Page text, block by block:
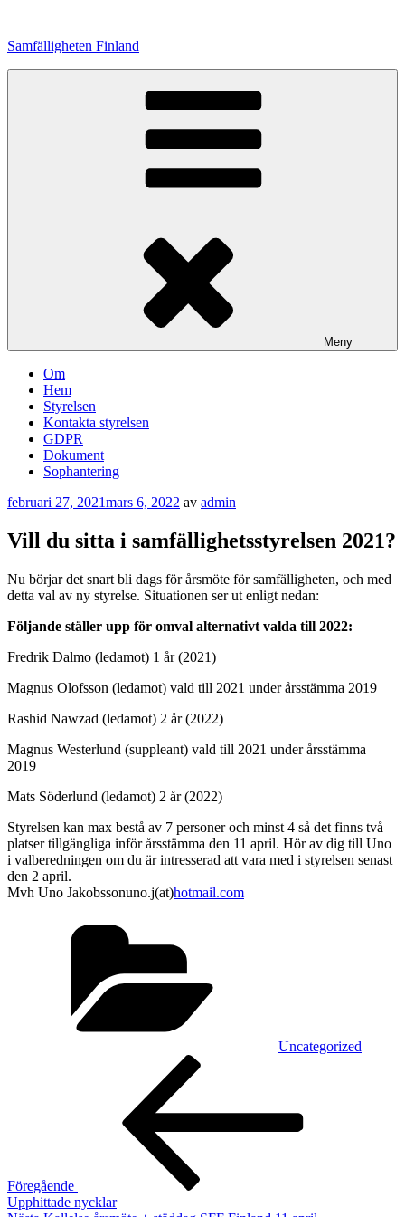
innehåll
Samfälligheten Finland
Meny
Om
Hem
Styrelsen
Kontakta styrelsen
GDPR
Dokument
Sophantering
Publicerat
februari 27, 2021mars 6, 2022 av admin
Vill du sitta i samfällighetsstyrelsen 2021?
Nu börjar det snart bli dags för årsmöte för samfälligheten, och med
detta val av ny styrelse. Situationen ser ut enligt nedan:
Följande ställer upp för omval alternativt valda till 2022:
Fredrik Dalmo (ledamot) 1 år (2021)
Magnus Olofsson (ledamot) vald till 2021 under årsstämma 2019
Rashid Nawzad (ledamot) 2 år (2022)
Magnus Westerlund (suppleant) vald till 2021 under årsstämma
2019
Mats Söderlund (ledamot) 2 år (2022)
Styrelsen kan max bestå av 7 personer och minst 4 så det finns två
platser tillgängliga inför årsstämma den 11 april. Hör av dig till Uno
i valberedningen om du är intresserad att vara med i styrelsen senast
den 2 april.
Mvh Uno Jakobssonuno.j(at)hotmail.com
Uncategorized
Inläggsnavigering
Föregående
Upphittade nycklar